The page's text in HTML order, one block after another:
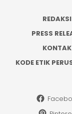
REDAKSI
PRESS
KONTAK
KODE ETIK